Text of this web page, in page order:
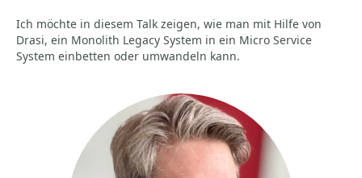
Ich möchte in diesem Talk zeigen, wie man mit Hilfe von
Drasi, ein Monolith Legacy System in ein Micro Service
System einbetten oder umwandeln kann.